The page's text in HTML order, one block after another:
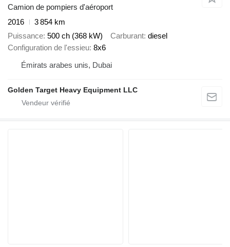
Camion de pompiers d'aéroport
2016
3 854 km
Puissance 500 ch (368 kW) Carburant diesel
Configuration de l'essieu 8x6
Émirats arabes unis, Dubai
Golden Target Heavy Equipment LLC